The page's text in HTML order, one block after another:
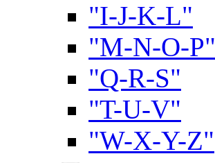
"I-J-K-L"
"M-N-O-P"
"Q-R-S"
"T-U-V"
"W-X-Y-Z"